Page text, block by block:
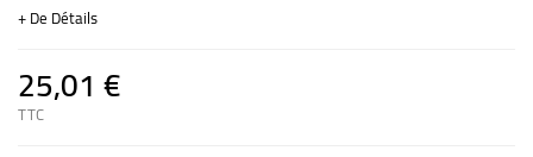
+ De Détails
25,01 €
TTC